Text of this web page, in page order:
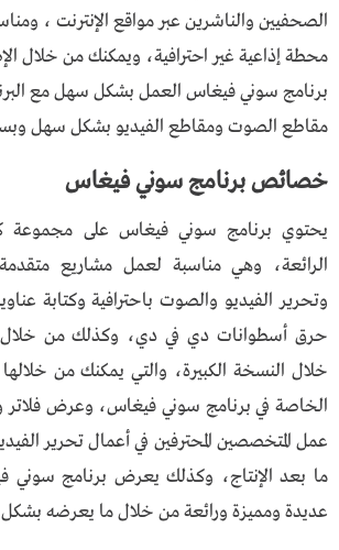
الصحفيين والناشرين عبر مواقع الإنترنت ،
محطة إذاعية غير احترافية، ويمكنك من خلال
برنامج سوني فيغاس العمل بشكل سهل مع
مقاطع الصوت ومقاطع الفيديو بشكل سهل
خصائص برنامج سوني فيغاس
يحتوي برنامج سوني فيغاس على مجموعة
الرائعة، وهي مناسبة لعمل مشاريع متقدمة
وتحرير الفيديو والصوت باحترافية وكتابة
حرق أسطوانات دي في دي، وكذلك من خلال
خلال النسخة الكبيرة، والتي يمكنك من خلالها
الخاصة في برنامج سوني فيغاس، وعرض فلاتر
عمل المتخصصين المحترفين في أعمال تحرير
ما بعد الإنتاج، وكذلك يعرض برنامج سوني
عديدة ومميزة ورائعة من خلال ما يعرضه